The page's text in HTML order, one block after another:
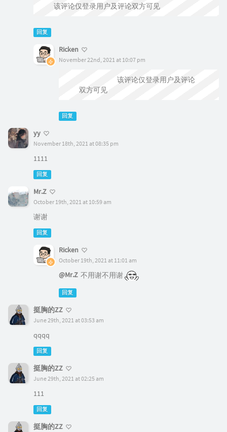
该评论仅登录用户及评论双方可见
回复
Ricken
November 22nd, 2021 at 10:07 pm
该评论仅登录用户及评论
双方可见
回复
yy
November 18th, 2021 at 08:35 pm
1111
回复
Mr.Z
October 19th, 2021 at 10:59 am
谢谢
回复
Ricken
October 19th, 2021 at 11:01 am
@Mr.Z 不用谢不用谢
回复
挺胸的ZZ
June 29th, 2021 at 03:53 am
qqqq
回复
挺胸的ZZ
June 29th, 2021 at 02:25 am
111
回复
挺胸的ZZ